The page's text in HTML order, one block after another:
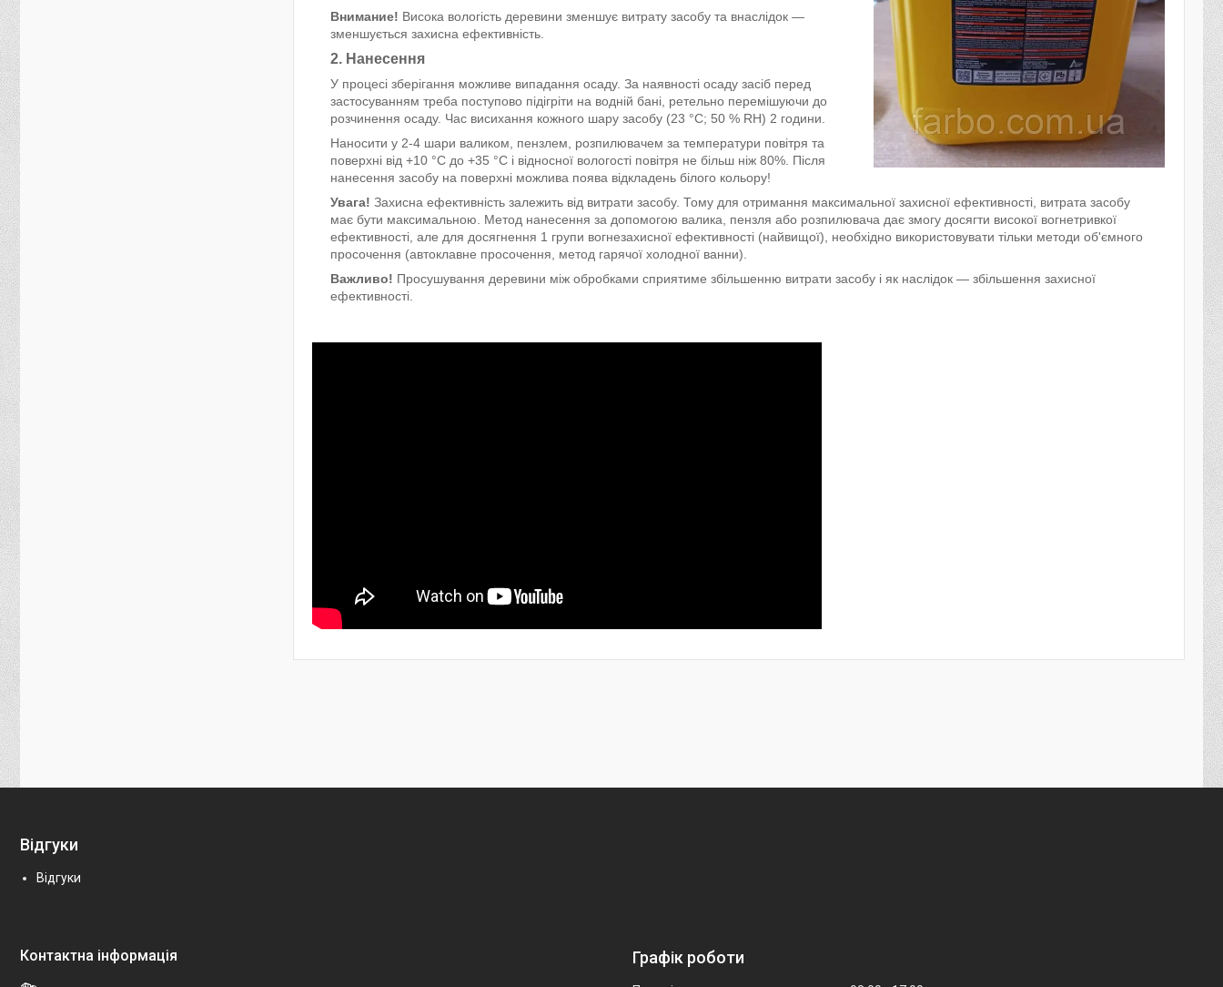
Внимание! Висока вологість деревини зменшує витрату засобу та внаслідок —
зменшується захисна ефективність.
2. Нанесення
У процесі зберігання можливе випадання осаду. За наявності осаду засіб перед
застосуванням треба поступово підігріти на водній бані, ретельно перемішуючи до
розчинення осаду. Час висихання кожного шару засобу (23 °C; 50 % RH) 2 години.
Наносити у 2-4 шари валиком, пензлем, розпилювачем за температури повітря та
поверхні від +10 °C до +35 °C і відносної вологості повітря не більш ніж 80%. Після
нанесення засобу на поверхні можлива поява відкладень білого кольору!
Увага! Захисна ефективність залежить від витрати засобу. Тому для отримання максимальної захисної ефективності, витрата засобу
має бути максимальною. Метод нанесення за допомогою валика, пензля або розпилювача дає змогу досягти високої вогнетривкої
ефективності, але для досягнення 1 групи вогнезахисної ефективності (найвищої), необхідно використовувати тільки методи об'ємного
просочення (автоклавне просочення, метод гарячої холодної ванни).
Важливо! Просушування деревини між обробками сприятиме збільшенню витрати засобу і як наслідок — збільшення захисної
ефективності.
Відгуки
Відгуки
Графік роботи